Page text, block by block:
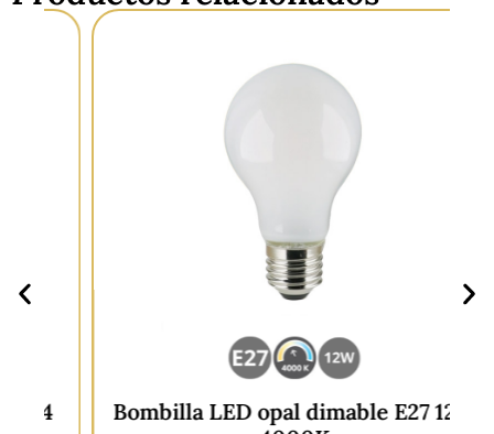
Bombilla LED opal dimable E27 12W